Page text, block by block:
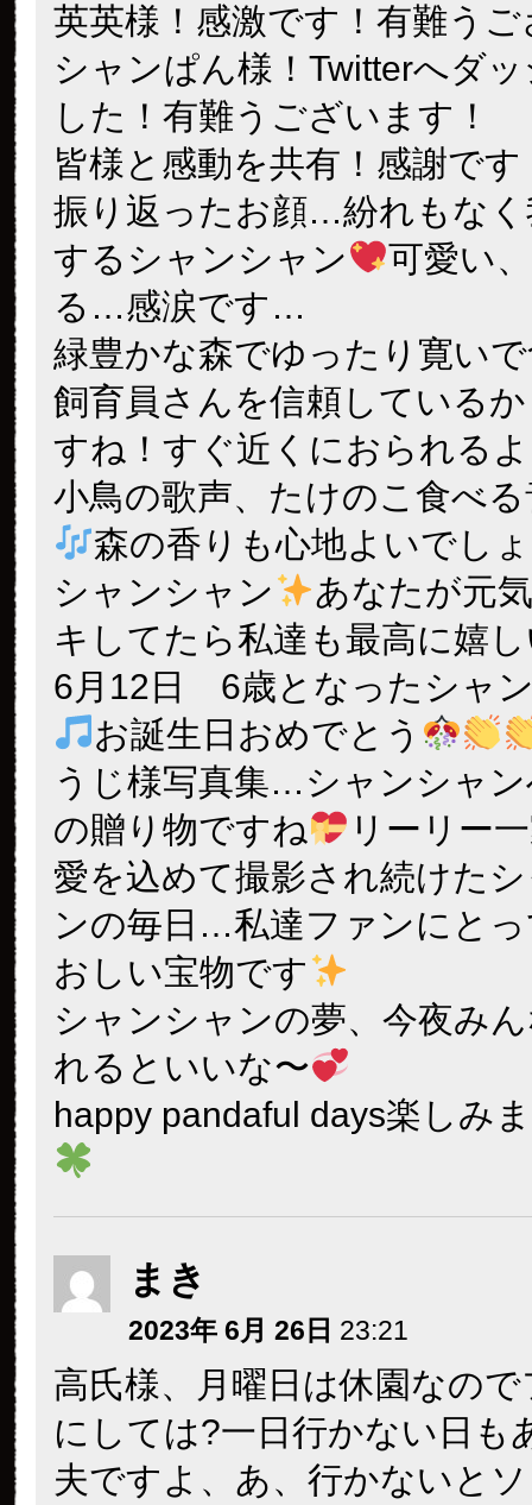
英英様！感激です！有難う
シャンぱん様！Twitterへダ
した！有難うございます！
皆様と感動を共有！感謝で
振り返ったお顔…紛れもな
するシャンシャン
可愛い
る…感涙です…
緑豊かな森でゆったり寛い
飼育員さんを信頼している
すね！すぐ近くにおられる
小鳥の歌声、たけのこ食べ
森の香りも心地よいでし
シャンシャン
あなたが元
キしてたら私達も最高に嬉
6月12日 6歳となったシャ
お誕生日おめでとう
うじ様写真集…シャンシャ
の贈り物ですね
リーリー
愛を込めて撮影され続けた
ンの毎日…私達ファンにと
おしい宝物です
シャンシャンの夢、今夜み
れるといいな〜
happy pandaful days楽しみ
まき
2023年 6月 26日 23:21
高氏様、月曜日は休園なの
にしては?一日行かない日も
夫ですよ、あ、行かないと